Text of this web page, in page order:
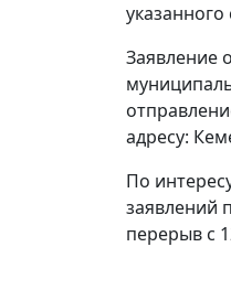
Заявление
адресу:
По
заявлений
перерыв с